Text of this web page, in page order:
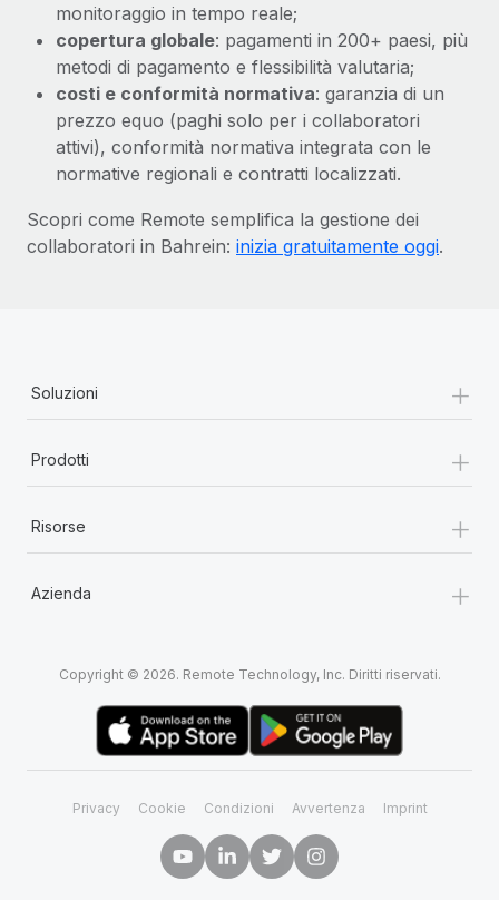
monitoraggio in tempo reale;
copertura globale: pagamenti in 200+ paesi, più
metodi di pagamento e flessibilità valutaria;
costi e conformità normativa: garanzia di un
prezzo equo (paghi solo per i collaboratori
attivi), conformità normativa integrata con le
normative regionali e contratti localizzati.
Scopri come Remote semplifica la gestione dei
collaboratori in Bahrein: inizia gratuitamente oggi.
Soluzioni +
Prodotti +
Risorse +
Azienda +
Copyright © 2026. Remote Technology, Inc. Diritti riservati.
Privacy Cookie Condizioni Avvertenza Imprint